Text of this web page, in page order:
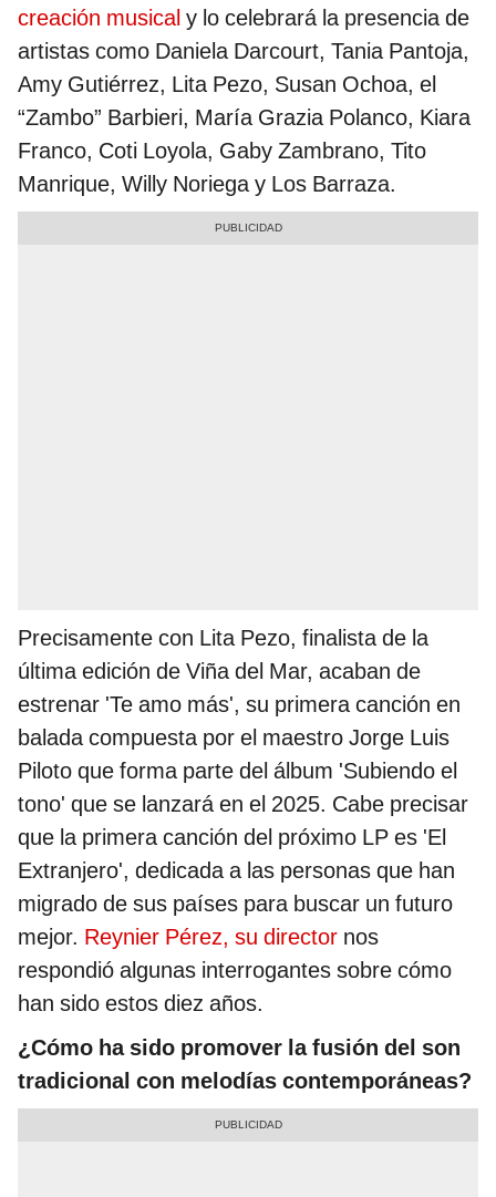
creación musical y lo celebrará la presencia de
artistas como Daniela Darcourt, Tania Pantoja,
Amy Gutiérrez, Lita Pezo, Susan Ochoa, el
“Zambo” Barbieri, María Grazia Polanco, Kiara
Franco, Coti Loyola, Gaby Zambrano, Tito
Manrique, Willy Noriega y Los Barraza.
Precisamente con Lita Pezo, finalista de la
última edición de Viña del Mar, acaban de
estrenar 'Te amo más', su primera canción en
balada compuesta por el maestro Jorge Luis
Piloto que forma parte del álbum 'Subiendo el
tono' que se lanzará en el 2025. Cabe precisar
que la primera canción del próximo LP es 'El
Extranjero', dedicada a las personas que han
migrado de sus países para buscar un futuro
mejor. Reynier Pérez, su director nos
respondió algunas interrogantes sobre cómo
han sido estos diez años.
¿Cómo ha sido promover la fusión del son
tradicional con melodías contemporáneas?